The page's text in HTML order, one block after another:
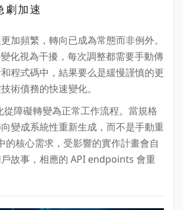
劇加速
加頻繁，轉向已成為常態而非例外。
化視為干擾，每次調整都需要手動傳
程式碼中，結果要么是緩慢謹慎的更
術債務的快速變化。
從障礙轉變為正常工作流程。當規格
變成系統性重新生成，而不是手動重
的核心需求，受影響的實作計畫會自
故事，相應的 API endpoints 會重